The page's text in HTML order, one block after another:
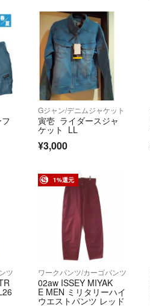
Gジャン/デニムジャケット
寅壱 ライダースジャ
ケット LL
¥3,000
ツ
1%還元
ワークパンツ/カーゴパンツ
02aw ISSEY MIYAK
E MEN ミリタリーハイ
ウエストパンツ レッド